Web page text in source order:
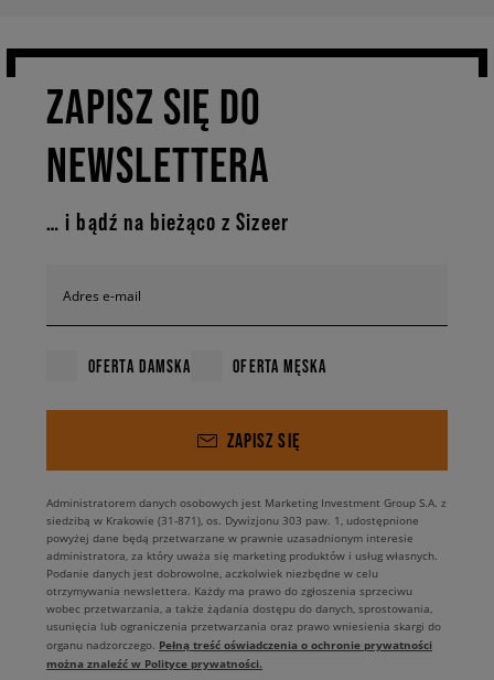
ZAPISZ SIĘ DO
NEWSLETTERA
… i bądź na bieżąco z Sizeer
Adres e-mail
OFERTA DAMSKA OFERTA MĘSKA
ZAPISZ SIĘ
Administratorem danych osobowych jest Marketing Investment Group S.A. z
siedzibą w Krakowie (31-871), os. Dywizjonu 303 paw. 1, udostępnione
powyżej dane będą przetwarzane w prawnie uzasadnionym interesie
administratora, za który uważa się marketing produktów i usług własnych.
Podanie danych jest dobrowolne, aczkolwiek niezbędne w celu
otrzymywania newslettera. Każdy ma prawo do zgłoszenia sprzeciwu
wobec przetwarzania, a także żądania dostępu do danych, sprostowania,
usunięcia lub ograniczenia przetwarzania oraz prawo wniesienia skargi do
organu nadzorczego. Pełną treść oświadczenia o ochronie prywatności
można znaleźć w Polityce prywatności.